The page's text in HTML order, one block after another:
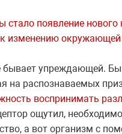
появление нового
изменению
бывает упреждающей.
распознаваемых
воспринимать
ощутил,
а вот организм с